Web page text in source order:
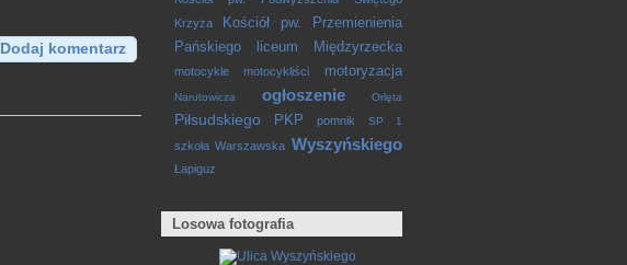
Dodaj komentarz
Krzyża
Kościół pw. Przemienienia
Pańskiego
liceum Międzyrzecka
motocykle motocykliści motoryzacja
Narutowicza ogłoszenie Orlęta
Piłsudskiego PKP pomnik SP 1
szkoła Warszawska Wyszyńskiego
Łapiguz
Losowa fotografia